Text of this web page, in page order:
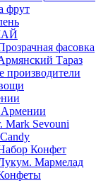
фрут
фасовка
Тараз
производители
Mark Sevouni
Конфет
Мармелад